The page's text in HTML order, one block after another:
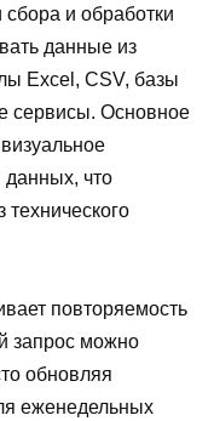
и обработки
данные из
Excel, CSV, базы
сервисы. Основное
данных, что
технического
повторяемость
запрос можно
обновляя
еженедельных